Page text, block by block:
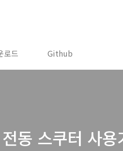
로드 Github
동 스쿠터 사